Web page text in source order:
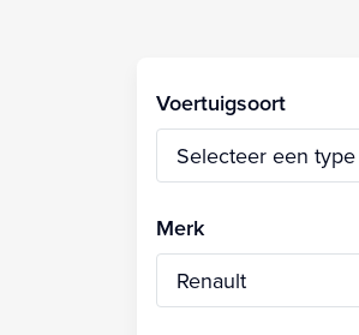
Voertuigsoort
Merk